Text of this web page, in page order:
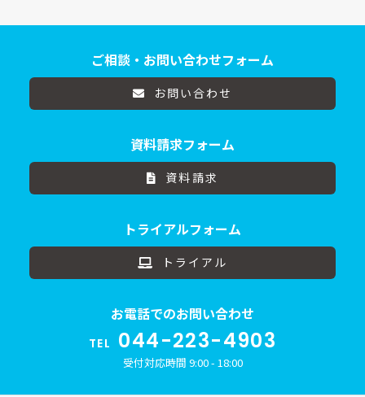
ご相談・お問い合わせフォーム
お問い合わせ
資料請求フォーム
資料請求
トライアルフォーム
トライアル
お電話でのお問い合わせ
TEL 044-223-4903
受付対応時間 9:00 - 18:00